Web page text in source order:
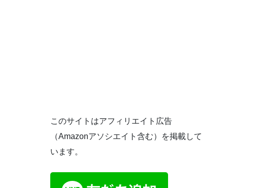
このサイトはアフィリエイト広告
（Amazonアソシエイト含む）を掲載して
います。